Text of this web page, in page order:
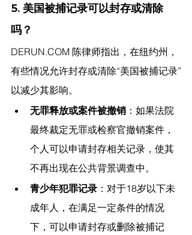
5. 美国被捕记录可以封存或清除
吗？
DERUN.COM 陈律师指出， 在纽约州，
有些情况允许封存或清除“美国被捕记录”
以减少其影响。
无罪释放或案件被撤销 ：如果法院
最终裁定无罪或检察官撤销案件，
个人可以申请封存相关记录，使其
不再出现在公共背景调查中。
青少年犯罪记录 ：对于18岁以下未
成年人，在满足一定条件的情况
下，可以申请封存或删除被捕记